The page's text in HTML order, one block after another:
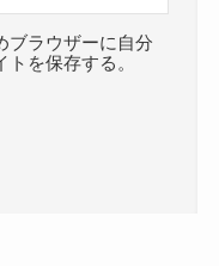
ブラウザーに自分
を保存する。